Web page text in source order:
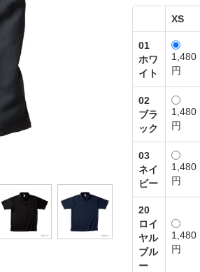
XS
01
ホワ
イト
1,480
円
02
ブラ
ック
1,480
円
03
ネイ
ビー
1,480
円
20
ロイ
ヤル
ブル
ー
1,480
円